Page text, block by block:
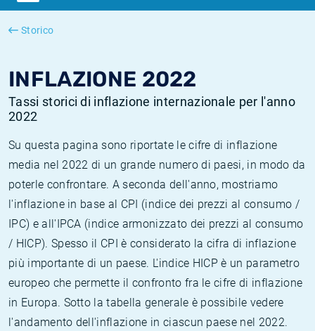
Storico
INFLAZIONE 2022
Tassi storici di inflazione internazionale per l'anno
2022
Su questa pagina sono riportate le cifre di inflazione
media nel 2022 di un grande numero di paesi, in modo da
poterle confrontare. A seconda dell'anno, mostriamo
l'inflazione in base al CPI (indice dei prezzi al consumo /
IPC) e all'IPCA (indice armonizzato dei prezzi al consumo
/ HICP). Spesso il CPI è considerato la cifra di inflazione
più importante di un paese. L'indice HICP è un parametro
europeo che permette il confronto fra le cifre di inflazione
in Europa. Sotto la tabella generale è possibile vedere
l'andamento dell'inflazione in ciascun paese nel 2022.
SONIA
Inflazione Stati Uniti
Tassi storici di TONAR